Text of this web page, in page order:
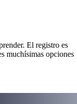
El registro es
muchísimas opciones